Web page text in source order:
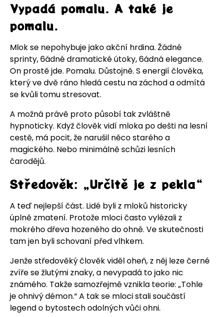
Vypadá pomalu. A také je
pomalu.
Mlok se nepohybuje jako akční hrdina. Žádné
sprinty, 6ádné dramatické útoky, 6ádná elegance.
On prostě jde. Pomalu. Důstojně. S energií člověka,
který ve dvě ráno hledá cestu na záchod a odmítá
se kvůli tomu stresovat.
A možná právě proto působí tak zvláštně
hypnoticky. Když člověk vidí mloka po dešti na lesní
cestě, má pocit, že narušil něco starého a
magického. Nebo minimálně schůzi lesních
čarodějů.
Středověk: „Určitě je z pekla“
A teď nejlepší část. Lidé byli z mloků historicky
úplně zmatení. Protože mloci často vylézali z
mokrého dřeva hozeného do ohně. Ve skutečnosti
tam jen byli schovaní před vlhkem.
Jenže středověký člověk viděl oheň, z něj leze černé
zvíře se žlutými znaky, a nevypadá to jako nic
známého. Takže samozřejmě vznikla teorie: „Tohle
je ohnivý démon.“ A tak se mloci stali součástí
legend o bytostech odolných vůči ohni.